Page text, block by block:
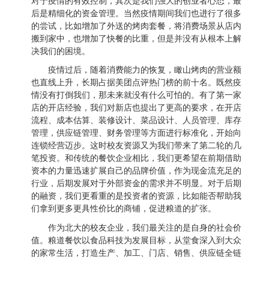
后是精细化的资金管理。当然疫情期间我们也进行了很多
的尝试，比如增加了外送的烤肉套餐，将消费场景从店内
搬到家中，也增加了快餐的比重，但是并没有从根本上解
决我们的困境。
疫情过后，随着消费能力的恢复，瞰山烤肉的营业额
也直线上升，长期占据美团点评热门榜的前十名。既然疫
情没有打倒我们，那未来就没有什么可怕的。有了第一家
店的开店经验，我们对新店也提出了更高的要求，在开店
流程、成本估算、装修设计、菜品设计、人员管理、库存
管理，供应链管理、财务管理等方面进行标准化，开始向
连锁经营迈步。这时校友资源又为我们带来了第二轮的几
笔投资。和传统的餐饮企业相比，我们更希望在前期借助
资本的力量迅速扩展自己的品牌价值，作为现金流充足的
行业，后期发展对于外部资金的需求并不明显。对于后期
的融资，我们更看重的是投资者的资源，比如能否帮助我
们拿到更多更具性价比的商铺，促进粮道的扩张。
作为北大的校友企业，我们最关注的是自身的社会价
值。粮道餐饮以食品科技为发展目标，从堂食深入到大众
的家常生活，打造生产、加工、门店、销售、供应链全链